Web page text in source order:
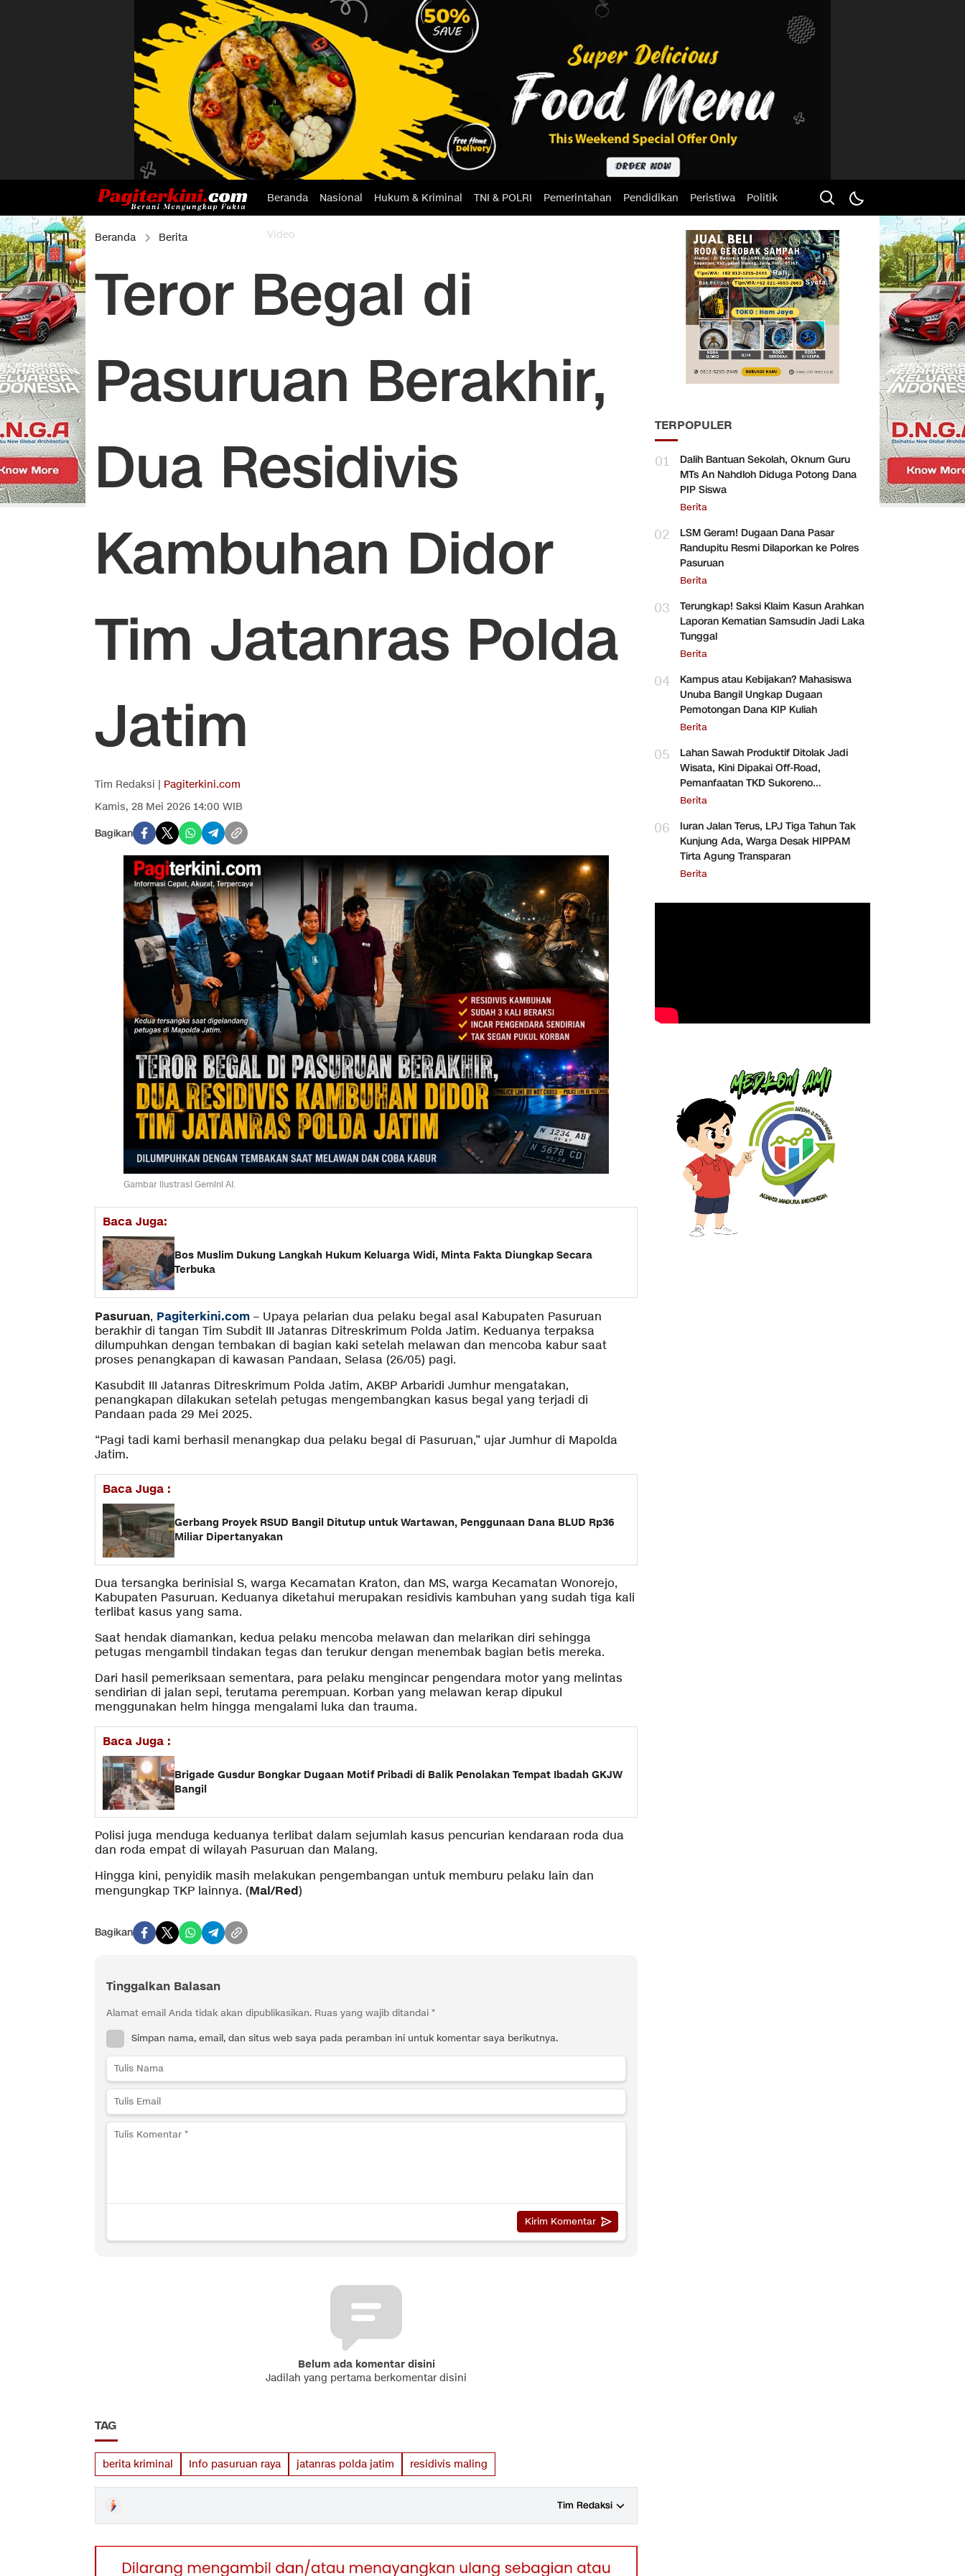
Beranda Nasional Hukum & Kriminal TNI & POLRI Pemerintahan Pendidikan Peristiwa Politik
Video
Beranda Berita
Teror Begal di
Pasuruan Berakhir,
Dua Residivis
Kambuhan Didor
Tim Jatanras Polda
Jatim
Tim Redaksi | Pagiterkini.com
Kamis, 28 Mei 2026 14:00 WIB
Bagikan
Gambar ilustrasi Gemini AI.
Baca Juga:
Bos Muslim Dukung Langkah Hukum Keluarga Widi, Minta Fakta Diungkap Secara
Terbuka
Pasuruan, Pagiterkini.com – Upaya pelarian dua pelaku begal asal Kabupaten Pasuruan
berakhir di tangan Tim Subdit III Jatanras Ditreskrimum Polda Jatim. Keduanya terpaksa
dilumpuhkan dengan tembakan di bagian kaki setelah melawan dan mencoba kabur saat
proses penangkapan di kawasan Pandaan, Selasa (26/05) pagi.
Kasubdit III Jatanras Ditreskrimum Polda Jatim, AKBP Arbaridi Jumhur mengatakan,
penangkapan dilakukan setelah petugas mengembangkan kasus begal yang terjadi di
Pandaan pada 29 Mei 2025.
“Pagi tadi kami berhasil menangkap dua pelaku begal di Pasuruan,” ujar Jumhur di Mapolda
Jatim.
Baca Juga :
Gerbang Proyek RSUD Bangil Ditutup untuk Wartawan, Penggunaan Dana BLUD Rp36
Miliar Dipertanyakan
Dua tersangka berinisial S, warga Kecamatan Kraton, dan MS, warga Kecamatan Wonorejo,
Kabupaten Pasuruan. Keduanya diketahui merupakan residivis kambuhan yang sudah tiga kali
terlibat kasus yang sama.
Saat hendak diamankan, kedua pelaku mencoba melawan dan melarikan diri sehingga
petugas mengambil tindakan tegas dan terukur dengan menembak bagian betis mereka.
Dari hasil pemeriksaan sementara, para pelaku mengincar pengendara motor yang melintas
sendirian di jalan sepi, terutama perempuan. Korban yang melawan kerap dipukul
menggunakan helm hingga mengalami luka dan trauma.
Baca Juga :
Brigade Gusdur Bongkar Dugaan Motif Pribadi di Balik Penolakan Tempat Ibadah GKJW
Bangil
Polisi juga menduga keduanya terlibat dalam sejumlah kasus pencurian kendaraan roda dua
dan roda empat di wilayah Pasuruan dan Malang.
Hingga kini, penyidik masih melakukan pengembangan untuk memburu pelaku lain dan
mengungkap TKP lainnya. (Mal/Red)
Bagikan
Tinggalkan Balasan
Alamat email Anda tidak akan dipublikasikan. Ruas yang wajib ditandai *
Simpan nama, email, dan situs web saya pada peramban ini untuk komentar saya berikutnya.
Belum ada komentar disini
Jadilah yang pertama berkomentar disini
TAG
berita kriminal Info pasuruan raya jatanras polda jatim residivis maling
Tim Redaksi
TERPOPULER
01
Dalih Bantuan Sekolah, Oknum Guru
MTs An Nahdloh Diduga Potong Dana
PIP Siswa
Berita
02
LSM Geram! Dugaan Dana Pasar
Randupitu Resmi Dilaporkan ke Polres
Pasuruan
Berita
03
Terungkap! Saksi Klaim Kasun Arahkan
Laporan Kematian Samsudin Jadi Laka
Tunggal
Berita
04
Kampus atau Kebijakan? Mahasiswa
Unuba Bangil Ungkap Dugaan
Pemotongan Dana KIP Kuliah
Berita
05
Lahan Sawah Produktif Ditolak Jadi
Wisata, Kini Dipakai Off-Road,
Pemanfaatan TKD Sukoreno
Dipertanyakan
Berita
06
Iuran Jalan Terus, LPJ Tiga Tahun Tak
Kunjung Ada, Warga Desak HIPPAM
Tirta Agung Transparan
Berita